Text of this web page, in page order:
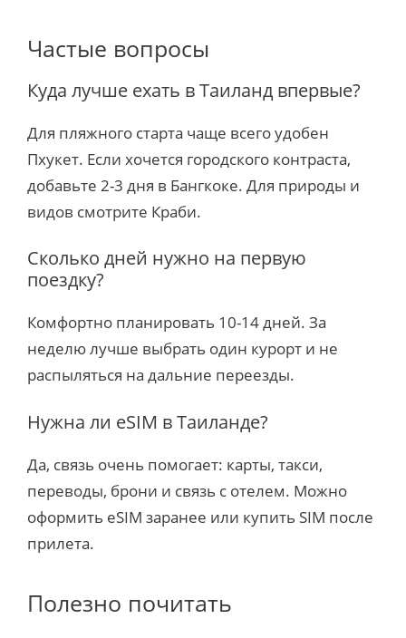
Частые вопросы
Куда лучше ехать в Таиланд впервые?
Для пляжного старта чаще всего удобен
Пхукет. Если хочется городского контраста,
добавьте 2-3 дня в Бангкоке. Для природы и
видов смотрите Краби.
Сколько дней нужно на первую
поездку?
Комфортно планировать 10-14 дней. За
неделю лучше выбрать один курорт и не
распыляться на дальние переезды.
Нужна ли eSIM в Таиланде?
Да, связь очень помогает: карты, такси,
переводы, брони и связь с отелем. Можно
оформить eSIM заранее или купить SIM после
прилета.
Полезно почитать